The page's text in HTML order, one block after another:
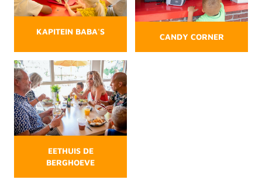
KAPITEIN BABA'S
CANDY CORNER
EETHUIS DE
BERGHOEVE